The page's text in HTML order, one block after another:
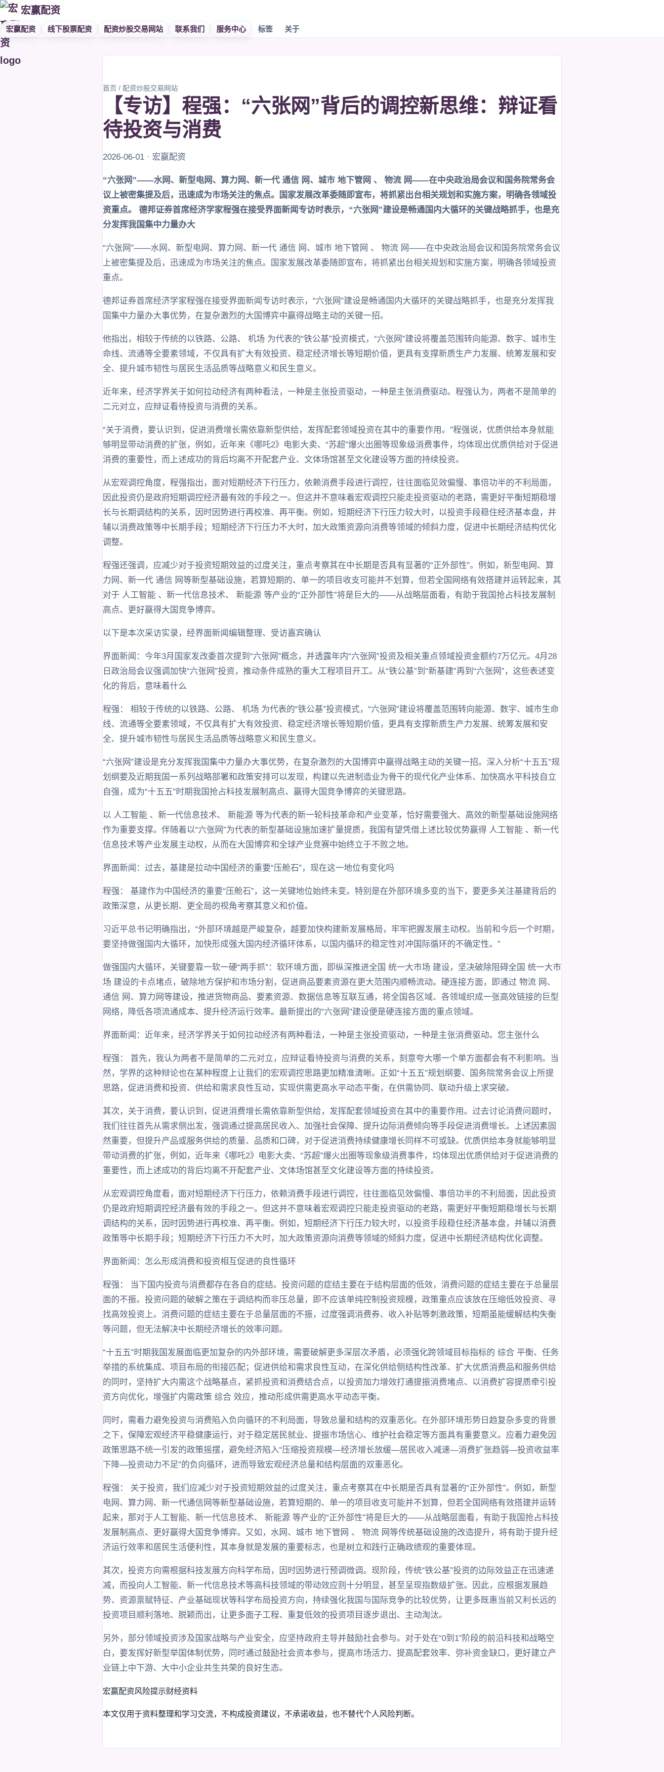
宏赢配资
宏赢配资 线下股票配资 配资炒股交易网站 联系我们 服务中心 标签 关于
首页 / 配资炒股交易网站
【专访】程强：“六张网”背后的调控新思维：辩证看
待投资与消费
2026-06-01 · 宏赢配资
“六张网”——水网、新型电网、算力网、新一代 通信 网、城市 地下管网 、 物流 网——在中央政治局会议和国务院常务会
议上被密集提及后，迅速成为市场关注的焦点。国家发展改革委随即宣布，将抓紧出台相关规划和实施方案，明确各领域投
资重点。 德邦证券首席经济学家程强在接受界面新闻专访时表示，“六张网”建设是畅通国内大循环的关键战略抓手，也是充
分发挥我国集中力量办大
“六张网”——水网、新型电网、算力网、新一代 通信 网、城市 地下管网 、 物流 网——在中央政治局会议和国务院常务会议
上被密集提及后，迅速成为市场关注的焦点。国家发展改革委随即宣布，将抓紧出台相关规划和实施方案，明确各领域投资
重点。
德邦证券首席经济学家程强在接受界面新闻专访时表示，“六张网”建设是畅通国内大循环的关键战略抓手，也是充分发挥我
国集中力量办大事优势，在复杂激烈的大国博弈中赢得战略主动的关键一招。
他指出，相较于传统的以铁路、公路、 机场 为代表的“铁公基”投资模式，“六张网”建设将覆盖范围转向能源、数字、城市生
命线、流通等全要素领域，不仅具有扩大有效投资、稳定经济增长等短期价值，更具有支撑新质生产力发展、统筹发展和安
全、提升城市韧性与居民生活品质等战略意义和民生意义。
近年来，经济学界关于如何拉动经济有两种看法，一种是主张投资驱动，一种是主张消费驱动。程强认为，两者不是简单的
二元对立，应辩证看待投资与消费的关系。
“关于消费，要认识到，促进消费增长需依靠新型供给，发挥配套领域投资在其中的重要作用。”程强说，优质供给本身就能
够明显带动消费的扩张，例如，近年来《哪吒2》电影大卖、“苏超”爆火出圈等现象级消费事件，均体现出优质供给对于促进
消费的重要性，而上述成功的背后均离不开配套产业、文体场馆甚至文化建设等方面的持续投资。
从宏观调控角度，程强指出，面对短期经济下行压力，依赖消费手段进行调控，往往面临见效偏慢、事倍功半的不利局面，
因此投资仍是政府短期调控经济最有效的手段之一。但这并不意味着宏观调控只能走投资驱动的老路，需更好平衡短期稳增
长与长期调结构的关系，因时因势进行再校准、再平衡。例如，短期经济下行压力较大时，以投资手段稳住经济基本盘，并
辅以消费政策等中长期手段；短期经济下行压力不大时，加大政策资源向消费等领域的倾斜力度，促进中长期经济结构优化
调整。
程强还强调，应减少对于投资短期效益的过度关注，重点考察其在中长期是否具有显著的“正外部性”。例如，新型电网、算
力网、新一代 通信 网等新型基础设施，若算短期的、单一的项目收支可能并不划算，但若全国网络有效搭建并运转起来，其
对于 人工智能 、新一代信息技术、 新能源 等产业的“正外部性”将是巨大的——从战略层面看，有助于我国抢占科技发展制
高点、更好赢得大国竞争博弈。
以下是本次采访实录，经界面新闻编辑整理、受访嘉宾确认
界面新闻：今年3月国家发改委首次提到“六张网”概念，并透露年内“六张网”投资及相关重点领域投资金额约7万亿元。4月28
日政治局会议强调加快“六张网”投资，推动条件成熟的重大工程项目开工。从“铁公基”到“新基建”再到“六张网”，这些表述变
化的背后，意味着什么
程强： 相较于传统的以铁路、公路、 机场 为代表的“铁公基”投资模式，“六张网”建设将覆盖范围转向能源、数字、城市生命
线、流通等全要素领域，不仅具有扩大有效投资、稳定经济增长等短期价值，更具有支撑新质生产力发展、统筹发展和安
全、提升城市韧性与居民生活品质等战略意义和民生意义。
“六张网”建设是充分发挥我国集中力量办大事优势，在复杂激烈的大国博弈中赢得战略主动的关键一招。深入分析“十五五”规
划纲要及近期我国一系列战略部署和政策安排可以发现，构建以先进制造业为骨干的现代化产业体系、加快高水平科技自立
自强，成为“十五五”时期我国抢占科技发展制高点、赢得大国竞争博弈的关键思路。
以 人工智能 、新一代信息技术、 新能源 等为代表的新一轮科技革命和产业变革，恰好需要强大、高效的新型基础设施网络
作为重要支撑。伴随着以“六张网”为代表的新型基础设施加速扩量提质，我国有望凭借上述比较优势赢得 人工智能 、新一代
信息技术等产业发展主动权，从而在大国博弈和全球产业竞赛中始终立于不败之地。
界面新闻：过去，基建是拉动中国经济的重要“压舱石”，现在这一地位有变化吗
程强： 基建作为中国经济的重要“压舱石”，这一关键地位始终未变。特别是在外部环境多变的当下，要更多关注基建背后的
政策深意，从更长期、更全局的视角考察其意义和价值。
习近平总书记明确指出，“外部环境越是严峻复杂，越要加快构建新发展格局，牢牢把握发展主动权。当前和今后一个时期，
要坚持做强国内大循环，加快形成强大国内经济循环体系，以国内循环的稳定性对冲国际循环的不确定性。”
做强国内大循环，关键要靠一软一硬“两手抓”：软环境方面，即纵深推进全国 统一大市场 建设，坚决破除阻碍全国 统一大市
场 建设的卡点堵点，破除地方保护和市场分割，促进商品要素资源在更大范围内顺畅流动。硬连接方面，即通过 物流 网、
通信 网、算力网等建设，推进货物商品、要素资源、数据信息等互联互通，将全国各区域、各领域织成一张高效链接的巨型
网络，降低各项流通成本、提升经济运行效率。最新提出的“六张网”建设便是硬连接方面的重点领域。
界面新闻：近年来，经济学界关于如何拉动经济有两种看法，一种是主张投资驱动，一种是主张消费驱动。您主张什么
程强： 首先，我认为两者不是简单的二元对立，应辩证看待投资与消费的关系，刻意夸大哪一个单方面都会有不利影响。当
然，学界的这种辩论也在某种程度上让我们的宏观调控思路更加精准清晰。正如“十五五”规划纲要、国务院常务会议上所提
思路，促进消费和投资、供给和需求良性互动，实现供需更高水平动态平衡，在供需协同、联动升级上求突破。
其次，关于消费，要认识到，促进消费增长需依靠新型供给，发挥配套领域投资在其中的重要作用。过去讨论消费问题时，
我们往往首先从需求侧出发，强调通过提高居民收入、加强社会保障、提升边际消费倾向等手段促进消费增长。上述因素固
然重要，但提升产品或服务供给的质量、品质和口碑，对于促进消费持续健康增长同样不可或缺。优质供给本身就能够明显
带动消费的扩张，例如，近年来《哪吒2》电影大卖、“苏超”爆火出圈等现象级消费事件，均体现出优质供给对于促进消费的
重要性，而上述成功的背后均离不开配套产业、文体场馆甚至文化建设等方面的持续投资。
从宏观调控角度看，面对短期经济下行压力，依赖消费手段进行调控，往往面临见效偏慢、事倍功半的不利局面，因此投资
仍是政府短期调控经济最有效的手段之一。但这并不意味着宏观调控只能走投资驱动的老路，需更好平衡短期稳增长与长期
调结构的关系，因时因势进行再校准、再平衡。例如，短期经济下行压力较大时，以投资手段稳住经济基本盘，并辅以消费
政策等中长期手段；短期经济下行压力不大时，加大政策资源向消费等领域的倾斜力度，促进中长期经济结构优化调整。
界面新闻：怎么形成消费和投资相互促进的良性循环
程强： 当下国内投资与消费都存在各自的症结。投资问题的症结主要在于结构层面的低效，消费问题的症结主要在于总量层
面的不振。投资问题的破解之策在于调结构而非压总量，即不应该单纯控制投资规模，政策重点应该放在压缩低效投资、寻
找高效投资上。消费问题的症结主要在于总量层面的不振，过度强调消费券、收入补贴等刺激政策，短期虽能缓解结构失衡
等问题，但无法解决中长期经济增长的效率问题。
“十五五”时期我国发展面临更加复杂的内外部环境，需要破解更多深层次矛盾，必须强化跨领域目标指标的 综合 平衡、任务
举措的系统集成、项目布局的衔接匹配；促进供给和需求良性互动，在深化供给侧结构性改革、扩大优质消费品和服务供给
的同时，坚持扩大内需这个战略基点，紧抓投资和消费结合点，以投资加力增效打通提振消费堵点、以消费扩容提质牵引投
资方向优化，增强扩内需政策 综合 效应，推动形成供需更高水平动态平衡。
同时，需着力避免投资与消费陷入负向循环的不利局面，导致总量和结构的双重恶化。在外部环境形势日趋复杂多变的背景
之下，保障宏观经济平稳健康运行，对于稳定居民就业、提振市场信心、维护社会稳定等方面具有重要意义。应着力避免因
政策思路不统一引发的政策摇摆，避免经济陷入“压缩投资规模—经济增长放缓—居民收入减速—消费扩张趋弱—投资收益率
下降—投资动力不足”的负向循环，进而导致宏观经济总量和结构层面的双重恶化。
程强： 关于投资，我们应减少对于投资短期效益的过度关注，重点考察其在中长期是否具有显著的“正外部性”。例如，新型
电网、算力网、新一代通信网等新型基础设施，若算短期的、单一的项目收支可能并不划算，但若全国网络有效搭建并运转
起来，那对于人工智能、新一代信息技术、 新能源 等产业的“正外部性”将是巨大的——从战略层面看，有助于我国抢占科技
发展制高点、更好赢得大国竞争博弈。又如，水网、城市 地下管网 、 物流 网等传统基础设施的改造提升，将有助于提升经
济运行效率和居民生活便利性，其本身就是发展的重要标志，也是树立和践行正确政绩观的重要体现。
其次，投资方向需根据科技发展方向科学布局，因时因势进行预调微调。现阶段，传统“铁公基”投资的边际效益正在迅速递
减，而投向人工智能、新一代信息技术等高科技领域的带动效应则十分明显，甚至呈现指数级扩张。因此，应根据发展趋
势、资源禀赋特征、产业基础现状等科学布局投资方向，持续强化我国与国际竞争的比较优势，让更多既惠当前又利长远的
投资项目顺利落地、脱颖而出，让更多面子工程、重复低效的投资项目逐步退出、主动淘汰。
另外，部分领域投资涉及国家战略与产业安全，应坚持政府主导并鼓励社会参与。对于处在“0到1”阶段的前沿科技和战略空
白，要发挥好新型举国体制优势，同时通过鼓励社会资本参与，提高市场活力、提高配套效率、弥补资金缺口，更好建立产
业链上中下游、大中小企业共生共荣的良好生态。
宏赢配资风险提示财经资料
本文仅用于资料整理和学习交流，不构成投资建议，不承诺收益，也不替代个人风险判断。